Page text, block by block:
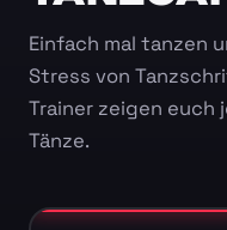
Einfach mal tanzen
Stress von
Trainer zeigen euch
Tänze.